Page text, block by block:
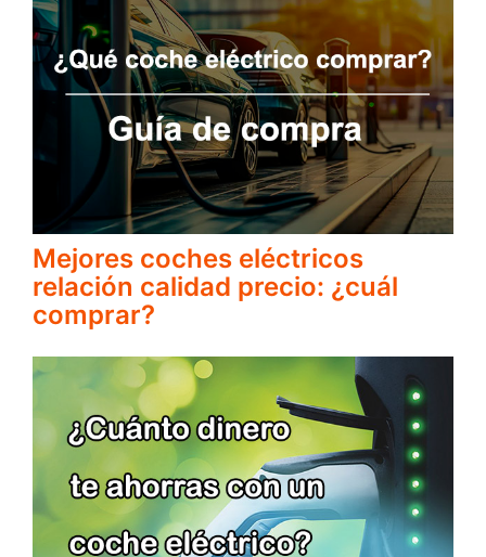
Mejores coches eléctricos
relación calidad precio: ¿cuál
comprar?